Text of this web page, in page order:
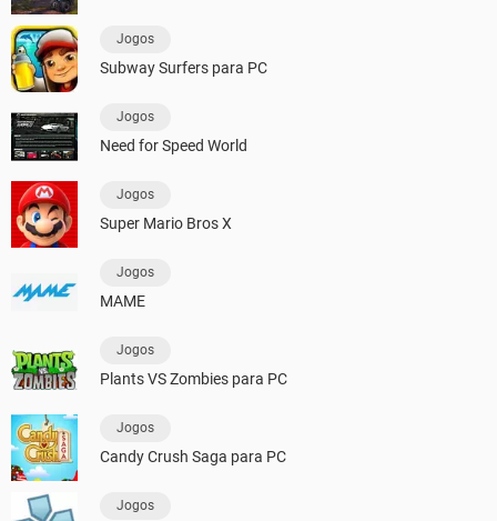
Jogos
Subway Surfers para PC
Jogos
Need for Speed World
Jogos
Super Mario Bros X
Jogos
MAME
Jogos
Plants VS Zombies para PC
Jogos
Candy Crush Saga para PC
Jogos